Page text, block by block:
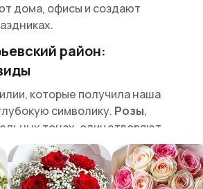
дома, офисы и создают
район:
которые получила наша
символику. Розы,
тонах, олицетворяют
Лилии, в свою очередь,
и утонченность, а также
ассоциируются с величием и